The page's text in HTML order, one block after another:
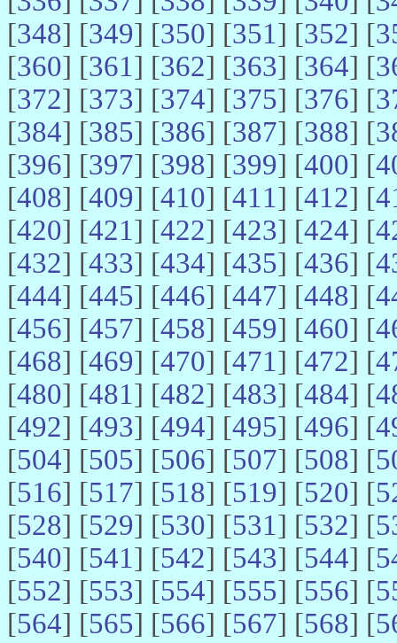
[348] [349] [350] [351] [352] [
[360] [361] [362] [363] [364] [
[372] [373] [374] [375] [376] [
[384] [385] [386] [387] [388] [
[396] [397] [398] [399] [400] [
[408] [409] [410] [411] [412] [
[420] [421] [422] [423] [424] [
[432] [433] [434] [435] [436] [
[444] [445] [446] [447] [448] [
[456] [457] [458] [459] [460] [
[468] [469] [470] [471] [472] [
[480] [481] [482] [483] [484] [
[492] [493] [494] [495] [496] [
[504] [505] [506] [507] [508] [
[516] [517] [518] [519] [520] [
[528] [529] [530] [531] [532] [
[540] [541] [542] [543] [544] [
[552] [553] [554] [555] [556] [
[564] [565] [566] [567] [568] [